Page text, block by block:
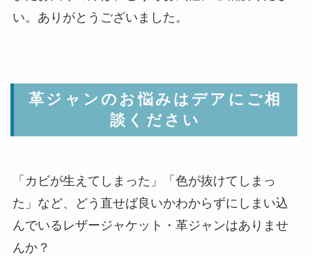
い。ありがとうございました。
革ジャンのお悩みはデアにご相
談ください
「カビが生えてしまった」「色が抜けてしまっ
た」など、どう直せば良いかわからずにしまい込
んでいるレザージャケット・革ジャンはありませ
んか？